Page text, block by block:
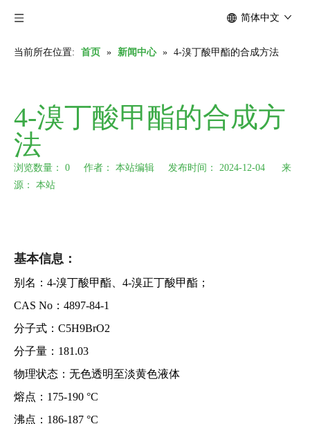
简体中文
当前所在位置: 首页 » 新闻中心 » 4-溴丁酸甲酯的合成方法
4-溴丁酸甲酯的合成方
法
浏览数量： 0 作者： 本站编辑 发布时间： 2024-12-04 来
源： 本站
基本信息：
别名：4-溴丁酸甲酯、4-溴正丁酸甲酯；
CAS No：4897-84-1
分子式：C5H9BrO2
分子量：181.03
物理状态：无色透明至淡黄色液体
熔点：175-190 °C
沸点：186-187 °C